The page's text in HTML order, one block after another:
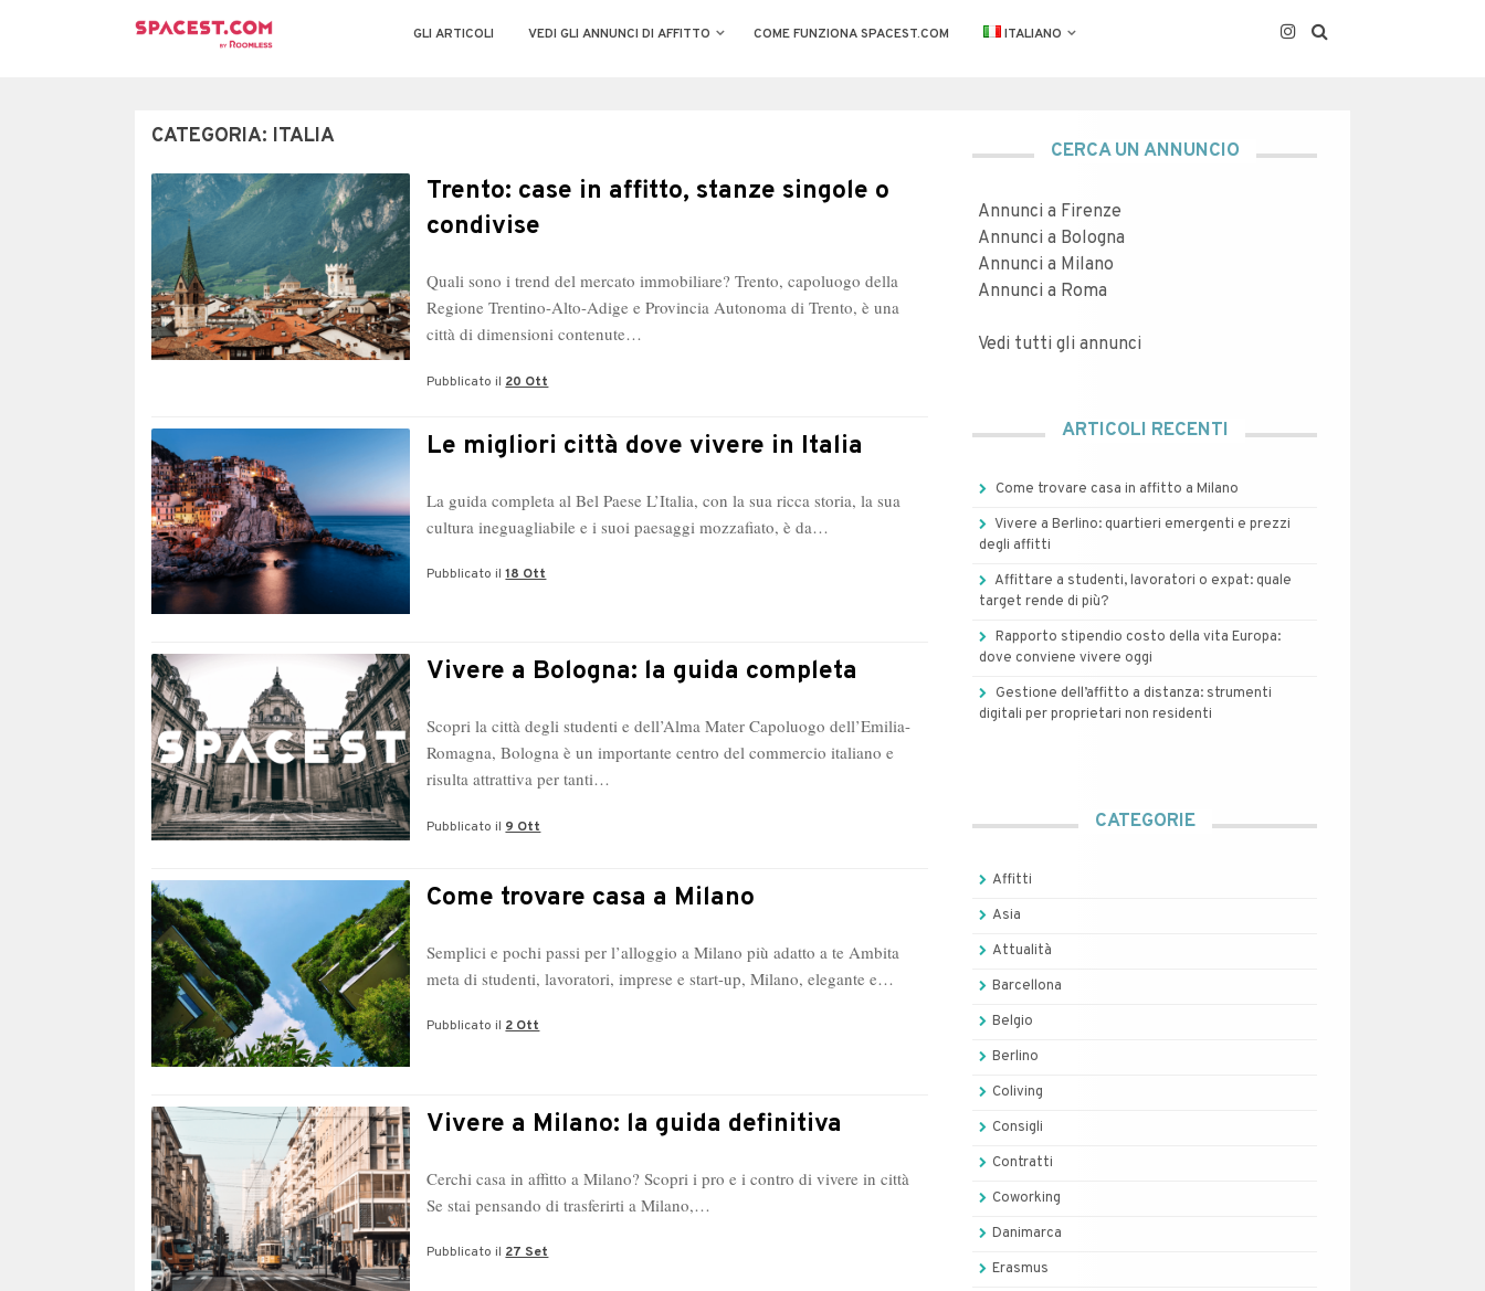
GLI ARTICOLI VEDI GLI ANNUNCI DI AFFITTO COME FUNZIONA SPACEST.COM ITALIANO
CATEGORIA: ITALIA
Trento: case in affitto, stanze singole o
condivise
Quali sono i trend del mercato immobiliare? Trento, capoluogo della
Regione Trentino-Alto-Adige e Provincia Autonoma di Trento, è una
città di dimensioni contenute…
Pubblicato il 20 Ott
Le migliori città dove vivere in Italia
La guida completa al Bel Paese L’Italia, con la sua ricca storia, la sua
cultura ineguagliabile e i suoi paesaggi mozzafiato, è da…
Pubblicato il18 Ott
Vivere a Bologna: la guida completa
Scopri la città degli studenti e dell’Alma Mater Capoluogo dell’Emilia-
Romagna, Bologna è un importante centro del commercio italiano e
risulta attrattiva per tanti…
Pubblicato il 9 Ott
Come trovare casa a Milano
Semplici e pochi passi per l’alloggio a Milano più adatto a te Ambita
meta di studenti, lavoratori, imprese e start-up, Milano, elegante e…
Pubblicato il2 Ott
Vivere a Milano: la guida definitiva
Cerchi casa in affitto a Milano? Scopri i pro e i contro di vivere in città
Se stai pensando di trasferirti a Milano,…
Pubblicato il 27 Set
CERCA UN ANNUNCIO
Annunci a Firenze
Annunci a Bologna
Annunci a Milano
Annunci a Roma
Vedi tutti gli annunci
ARTICOLI RECENTI
Come trovare casa in affitto a Milano
Vivere a Berlino: quartieri emergenti e prezzi
degli affitti
Affittare a studenti, lavoratori o expat: quale
target rende di più?
Rapporto stipendio costo della vita Europa:
dove conviene vivere oggi
Gestione dell’affitto a distanza: strumenti
digitali per proprietari non residenti
CATEGORIE
Affitti
Asia
Attualità
Barcellona
Belgio
Berlino
Coliving
Consigli
Contratti
Coworking
Danimarca
Erasmus